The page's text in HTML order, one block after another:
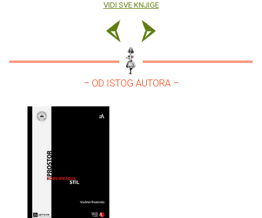
VIDI SVE KNJIGE
– OD ISTOG AUTORA –